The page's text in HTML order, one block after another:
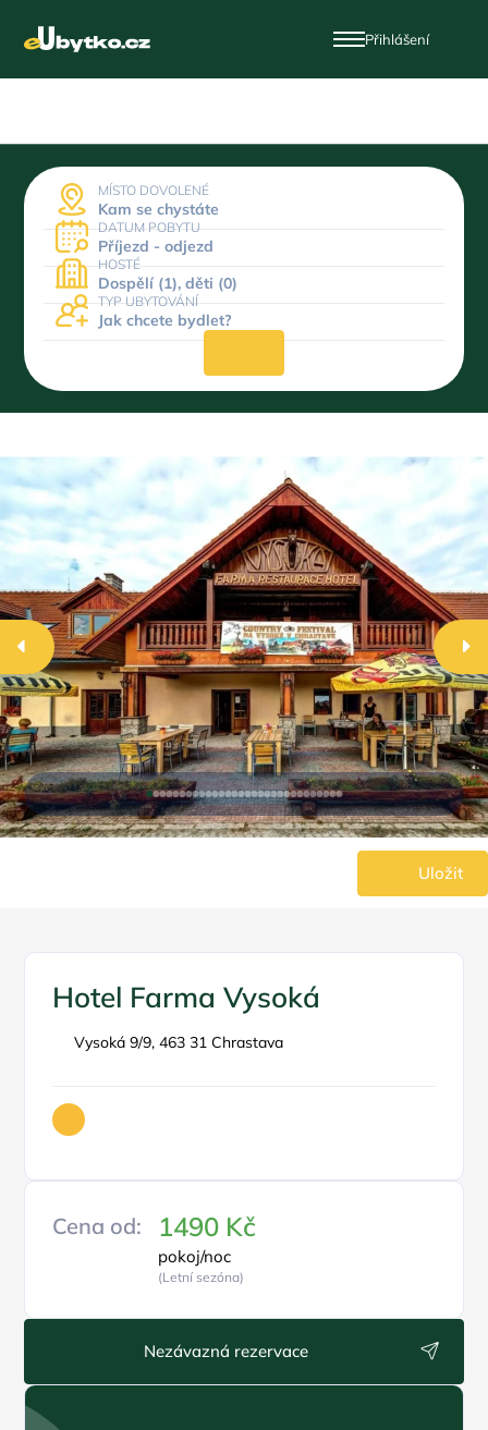
Přihlášení
MÍSTO DOVOLENÉ
Kam se chystáte
DATUM POBYTU
Příjezd - odjezd
HOSTÉ
Dospělí (1), děti (0)
TYP UBYTOVÁNÍ
Jak chcete bydlet?
Uložit
Hotel Farma Vysoká
Vysoká 9/9, 463 31 Chrastava
Cena od: 1490 Kč
pokoj/noc
(Letní sezóna)
Nezávazná rezervace